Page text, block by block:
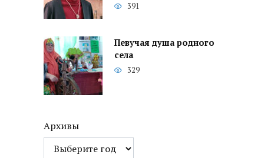
391
Певучая душа родного
села
329
Архивы